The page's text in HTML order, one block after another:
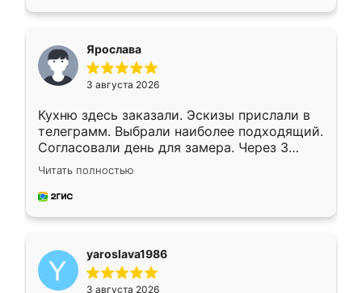
Ярослава
3 августа 2026
Кухню здесь заказали. Эскизы прислали в
телеграмм. Выбрали наиболее подходящий.
Согласовали день для замера. Через 3
недели кухня была уже готова. Остались
довольны работой. Спасибо Ренессанс
мебель за качественную работу!
Читать полностью
yaroslava1986
3 августа 2026